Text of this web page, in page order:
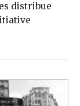
distribue